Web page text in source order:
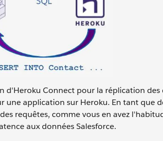
d'Heroku Connect pour la réplication
une application sur Heroku. En tant que
requêtes, comme vous en avez
aux données Salesforce.